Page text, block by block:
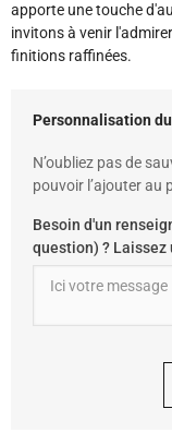
apporte une touche
invitons à venir
finitions raffinées.
Personnalisation
N’oubliez pas de
pouvoir l’ajouter au
Besoin d'un
question) ? Laissez